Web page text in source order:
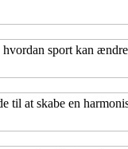
sport kan
til at skabe en